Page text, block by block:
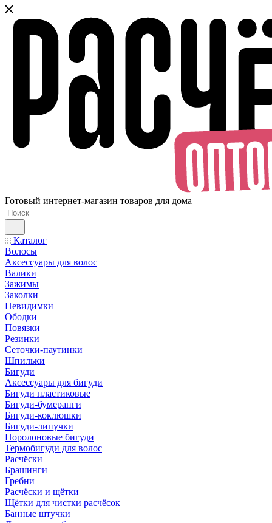
Готовый интернет-магазин товаров для дома
Каталог
Волосы
Аксессуары для волос
Валики
Зажимы
Заколки
Невидимки
Ободки
Повязки
Резинки
Сеточки-паутинки
Шпильки
Бигуди
Аксессуары для бигуди
Бигуди пластиковые
Бигуди-бумеранги
Бигуди-коклюшки
Бигуди-липучки
Поролоновые бигуди
Термобигуди для волос
Расчёски
Брашинги
Гребни
Расчёски и щётки
Щётки для чистки расчёсок
Банные штучки